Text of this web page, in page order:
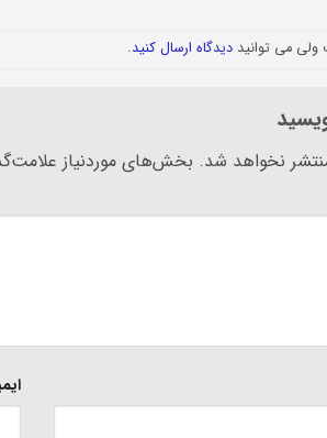
می توانید دیدگاه ارسال کنید.
نخواهد شد. بخش‌های موردنیاز